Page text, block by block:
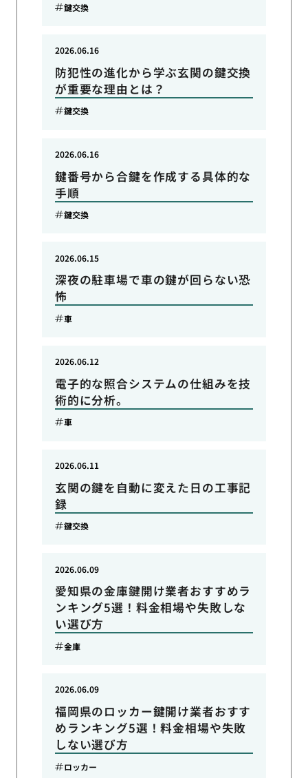
鍵交換
防犯性の進化から学ぶ玄関の鍵交換
が重要な理由とは？
2026.06.16
鍵交換
鍵番号から合鍵を作成する具体的な
手順
2026.06.16
鍵交換
深夜の駐車場で車の鍵が回らない恐
怖
2026.06.15
車
電子的な照合システムの仕組みを技
術的に分析。
2026.06.12
車
玄関の鍵を自動に変えた日の工事記
録
2026.06.11
鍵交換
愛知県の金庫鍵開け業者おすすめラ
ンキング5選！料金相場や失敗しな
い選び方
2026.06.09
金庫
福岡県のロッカー鍵開け業者おすす
めランキング5選！料金相場や失敗
しない選び方
2026.06.09
ロッカー